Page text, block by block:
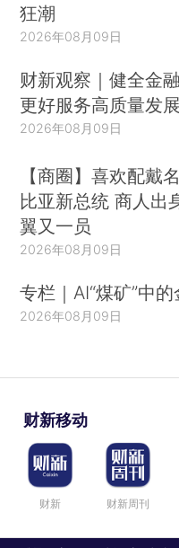
狂潮
2026年08月09日
财新观察｜健全金
更好服务高质量发展
2026年08月09日
【商圈】喜欢配戴
比亚新总统 商人出
翼又一员
2026年08月09日
专栏｜AI“煤矿”中
2026年08月09日
财新移动
财新 财新周刊